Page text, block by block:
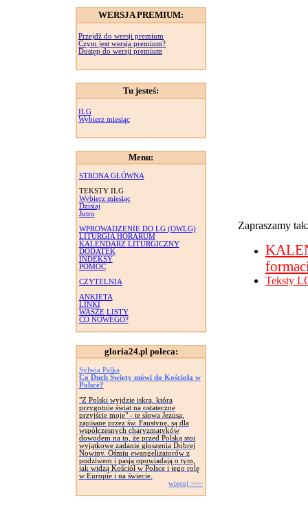
WERSJA PREMIUM:
Przejdź do wersji premium
Czym jest wersja premium?
Dostęp do wersji premium
Tu jesteś:
ILG
Wybierz miesiąc
Menu:
STRONA GŁÓWNA
TEKSTY ILG
Wybierz miesiąc
Dzisiaj
Jutro
WPROWADZENIE DO LG (OWLG)
LITURGIA HORARUM
KALENDARZ LITURGICZNY
DODATEK
INDEKSY
POMOC
CZYTELNIA
ANKIETA
LINKI
WASZE LISTY
CO NOWEGO?
gloria24.pl poleca:
Sylwia Palka
Co Duch Święty mówi do Kościoła w
Polsce?
"Z Polski wyjdzie iskra, która
przygotuje świat na ostateczne
przyjście moje" - te słowa Jezusa,
zapisane przez św. Faustynę, są dla
współczesnych charyzmatyków
dowodem na to, że przed Polską stoi
wyjątkowe zadanie głoszenia Dobrej
Nowiny. Ośmiu ewangelizatorów z
podziwem i pasją opowiadają o tym,
jak widzą Kościół w Polsce i jego rolę
w Europie i na świecie.
więcej >>>
Zapraszamy
Teksty